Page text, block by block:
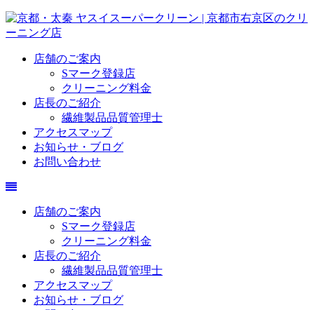
店舗のご案内
Sマーク登録店
クリーニング料金
店長のご紹介
繊維製品品質管理士
アクセスマップ
お知らせ・ブログ
お問い合わせ
店舗のご案内
Sマーク登録店
クリーニング料金
店長のご紹介
繊維製品品質管理士
アクセスマップ
お知らせ・ブログ